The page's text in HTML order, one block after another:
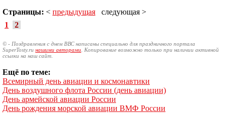
Страницы: < предыдущая следующая >
1
2
© - Поздравления с днем ВВС написаны специально для праздничного портала
SuperTosty.ru нашими авторами . Копирование возможно только при наличии активной
ссылки на наш сайт.
Ещё по теме:
Всемирный день авиации и космонавтики
День воздушного флота России (день авиации)
День армейской авиации России
День рождения морской авиации ВМФ России